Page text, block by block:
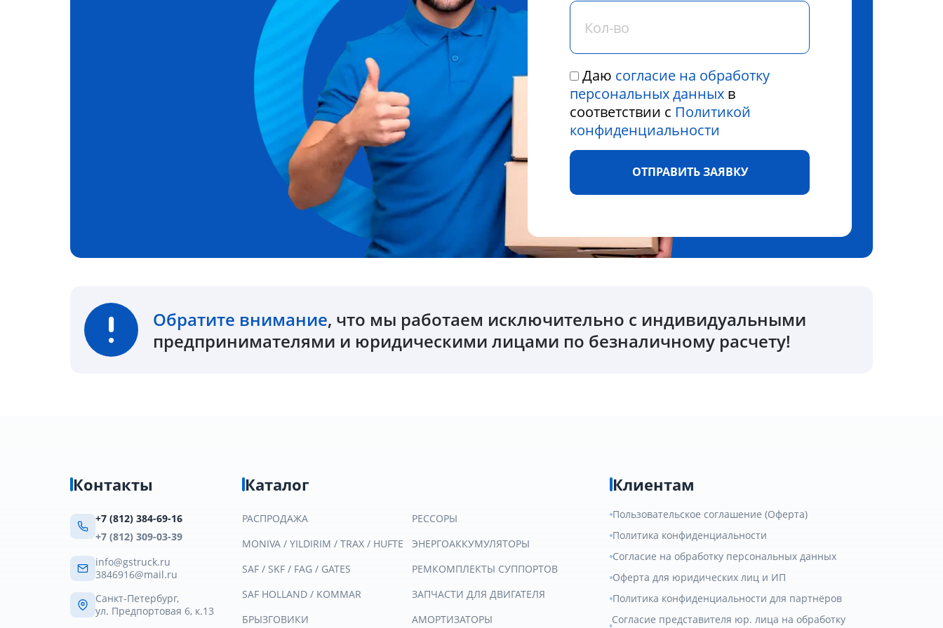
Даю согласие на обработку
персональных данных в
соответствии с Политикой
конфиденциальности
ОТПРАВИТЬ ЗАЯВКУ
Обратите внимание, что мы работаем исключительно с индивидуальными
предпринимателями и юридическими лицами по безналичному расчету!
Контакты
+7 (812) 384-69-16
+7 (812) 309-03-39
info@gstruck.ru
3846916@mail.ru
Санкт-Петербург,
ул. Предпортовая 6, к.13
Каталог
РАСПРОДАЖА
MONIVA / YILDIRIM / TRAX / HUFTE
SAF / SKF / FAG / GATES
SAF HOLLAND / KOMMAR
БРЫЗГОВИКИ
РЕССОРЫ
ЭНЕРГОАККУМУЛЯТОРЫ
РЕМКОМПЛЕКТЫ СУППОРТОВ
ЗАПЧАСТИ ДЛЯ ДВИГАТЕЛЯ
АМОРТИЗАТОРЫ
Клиентам
Пользовательское соглашение (Оферта)
Политика конфиденциальности
Согласие на обработку персональных данных
Оферта для юридических лиц и ИП
Политика конфиденциальности для партнёров
Согласие представителя юр. лица на обработку